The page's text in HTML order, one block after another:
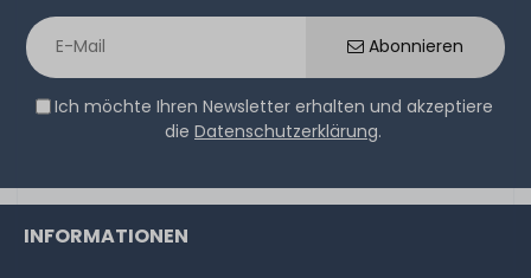
Abonnieren
Ich möchte Ihren Newsletter erhalten und akzeptiere
die Datenschutzerklärung.
INFORMATIONEN